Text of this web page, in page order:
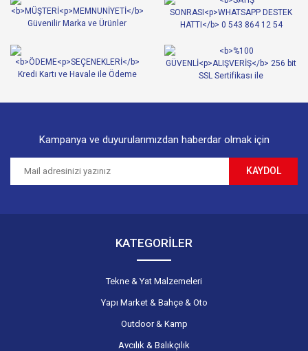
Ürün açıklamasında eksik bilgiler bulunuyor.
Ürün bilgilerinde hatalar bulunuyor.
Ürün fiyatı diğer sitelerden daha pahalı.
Gönder
Kampanya ve duyurularımızdan haberdar olmak için
KAYDOL
KATEGORİLER
Tekne & Yat Malzemeleri
Yapı Market & Bahçe & Oto
Outdoor & Kamp
Avcılık & Balıkçılık